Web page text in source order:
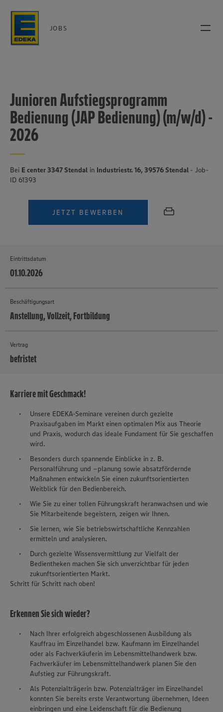
JOBS
Junioren Aufstiegsprogramm
Bedienung (JAP Bedienung) (m/w/d) -
2026
Bei E center 3347 Stendal in Industriestr. 16, 39576 Stendal - Job-
ID 61393
JETZT BEWERBEN
Eintrittsdatum
01.10.2026
Beschäftigungsart
Anstellung, Vollzeit, Fortbildung
Vertrag
befristet
Karriere mit Geschmack!
Unsere EDEKA-Seminare vereinen durch gezielte
Praxisaufgaben im Markt einen optimalen Mix aus Theorie
und Praxis, wodurch das ideale Fundament für Sie geschaffen
wird.
Besonders durch spannende Einblicke in z. B.
Personalführung und –planung sowie absatzfördernde
Maßnahmen entwickeln Sie einen zukunftsorientierten
Weitblick für den Bedienbereich.
Wie Sie zu einer tollen Führungskraft heranwachsen und wie
Sie Mitarbeitende begeistern, zeigen wir Ihnen.
Sie lernen, wie Sie betriebswirtschaftliche Kennzahlen
ermitteln und analysieren.
Durch gezielte Wissensvermittlung zur Vielfalt der
Bedientheken machen Sie sich unverzichtbar für jeden
zukunftsorientierten Markt.
Schritt für Schritt nach oben!
Erkennen Sie sich wieder?
Nach Ihrer erfolgreich abgeschlossenen Ausbildung als
Kauffrau im Einzelhandel bzw. Kaufmann im Einzelhandel
oder als Fachverkäuferin im Lebensmittelhandwerk bzw.
Fachverkäufer im Lebensmittelhandwerk planen Sie den
Aufstieg zur Führungskraft.
Als Potenzialträgerin bzw. Potenzialträger im Einzelhandel
konnten Sie bereits erste Verantwortung übernehmen, Ideen
einbringen und eine Leidenschaft für die Bedienung